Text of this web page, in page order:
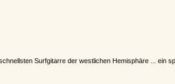
Surfgitarre der westlichen Hemisphäre ... ein